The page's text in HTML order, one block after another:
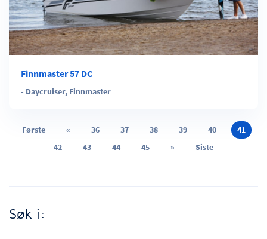
Finnmaster 57 DC
- Daycruiser, Finnmaster
Første « 36 37 38 39 40
41
42
43 44 45 » Siste
Søk i: